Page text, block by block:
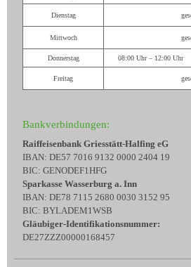
Dienstag
Mittwoch
Donnerstag 08:00 Uhr – 12:00 Uhr
Freitag
Bankverbindungen:
Raiffeisenbank Griesstätt-Halfing eG
IBAN: DE57 7016 9132 0000 2404 19
BIC: GENODEF1HFG
Sparkasse Wasserburg a. Inn
IBAN: DE78 7115 2680 0030 3152 95
BIC: BYLADEM1WSB
Gläubiger-Identifikationsnummer:
DE27ZZZ00000168457